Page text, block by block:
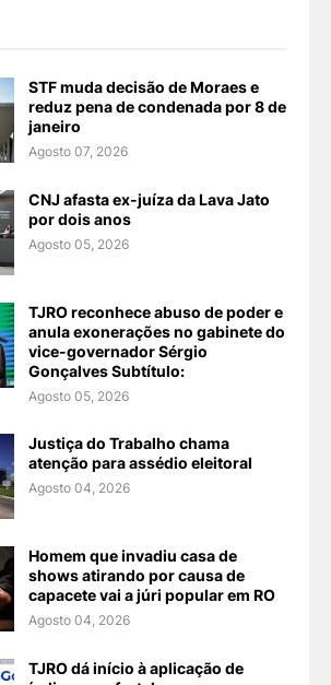
STF muda decisão de Moraes e
reduz pena de condenada por 8 de
janeiro
Agosto 07, 2026
CNJ afasta ex-juíza da Lava Jato
por dois anos
Agosto 05, 2026
TJRO reconhece abuso de poder e
anula exonerações no gabinete do
vice-governador Sérgio
Gonçalves Subtítulo:
Agosto 05, 2026
Justiça do Trabalho chama
atenção para assédio eleitoral
Agosto 04, 2026
Homem que invadiu casa de
shows atirando por causa de
capacete vai a júri popular em RO
Agosto 04, 2026
TJRO dá início à aplicação de